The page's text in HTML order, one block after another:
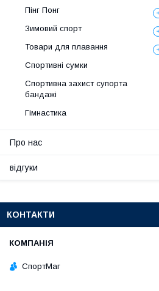
Пінг Понг
Зимовий спорт
Товари для плавання
Спортивні сумки
Спортивна захист супорта
бандажі
Гімнастика
Про нас
відгуки
КОНТАКТИ
СпортМаг